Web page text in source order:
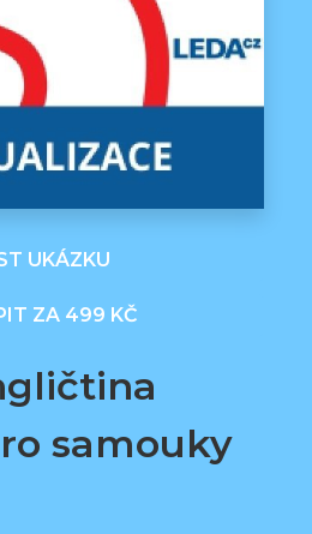
UKÁZKU
ZA 499 KČ
samouky